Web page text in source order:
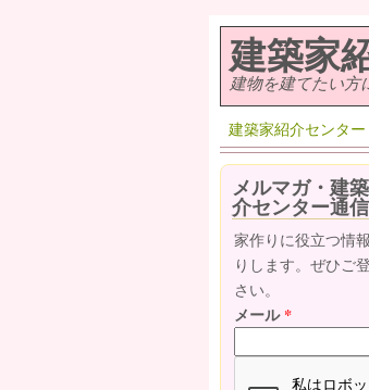
建築家
建物を建てたい方
建築家紹介センター
メルマガ・建
介センター通信
家作りに役立つ情
りします。ぜひご
さい。
メール*